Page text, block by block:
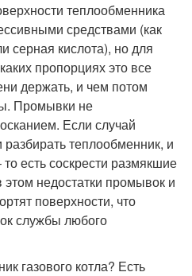
теплообменника
средствами (как
серная кислота), но для
пропорциях это все
держать, и чем потом
Промывки не
Если случай
теплообменник, и
есть соскрести размякшие
недостатки промывок и
поверхности, что
службы любого
газового котла? Есть